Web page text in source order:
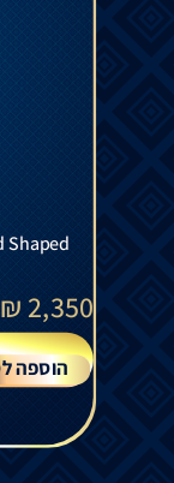
Shaped
2,350
₪
הוספה